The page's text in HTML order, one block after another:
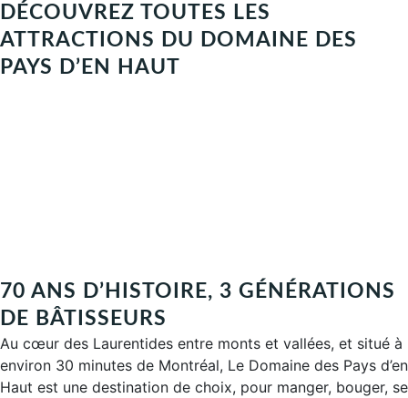
DÉCOUVREZ TOUTES LES
ATTRACTIONS DU DOMAINE DES
PAYS D’EN HAUT
70 ANS D’HISTOIRE, 3 GÉNÉRATIONS
DE BÂTISSEURS
Au cœur des Laurentides entre monts et vallées, et situé à
environ 30 minutes de Montréal, Le Domaine des Pays d’en
Haut est une destination de choix, pour manger, bouger, se